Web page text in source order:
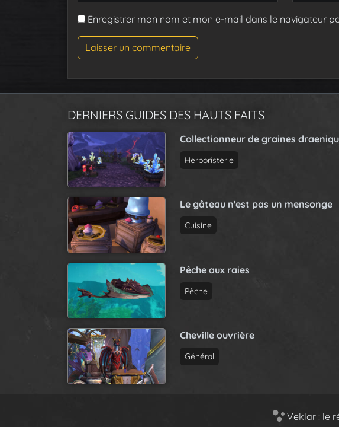
Enregistrer mon nom et mon e-mail dans le navigateur
DERNIERS GUIDES DES HAUTS FAITS
Collectionneur de graines
Herboristerie
Le gâteau n'est pas un mensonge
Cuisine
Pêche aux raies
Pêche
Cheville ouvrière
Général
Veklar : le